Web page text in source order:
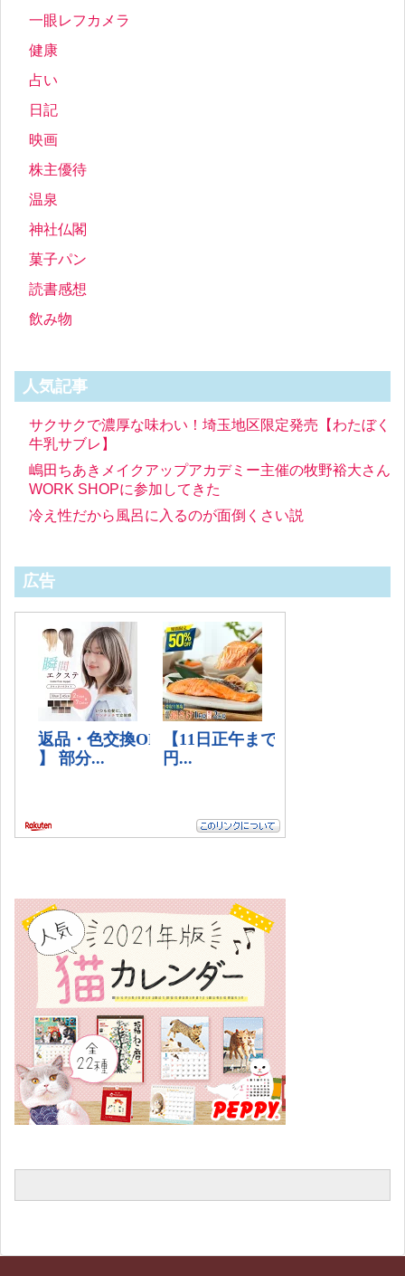
一眼レフカメラ
健康
占い
日記
映画
株主優待
温泉
神社仏閣
菓子パン
読書感想
飲み物
人気記事
サクサクで濃厚な味わい！埼玉地区限定発売【わたぼく
牛乳サブレ】
嶋田ちあきメイクアップアカデミー主催の牧野裕大さん
WORK SHOPに参加してきた
冷え性だから風呂に入るのが面倒くさい説
広告